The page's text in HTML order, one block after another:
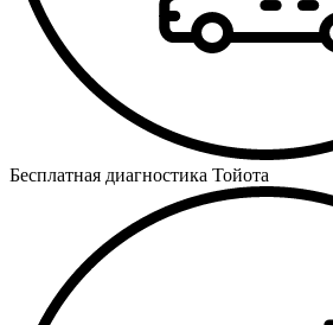
Бесплатная диагностика Тойота